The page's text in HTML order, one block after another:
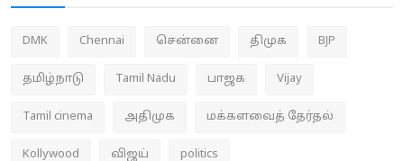
DMK Chennai சென்னை திமுக BJP
தமிழ்நாடு Tamil Nadu பாஜக Vijay
Tamil cinema அதிமுக மக்களவைத் தேர்தல்
Kollywood விஜய் politics